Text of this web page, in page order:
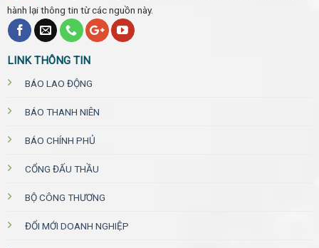
hành lại thông tin từ các nguồn này.
LINK THÔNG TIN
BÁO LAO ĐỘNG
BÁO THANH NIÊN
BÁO CHÍNH PHỦ
CỔNG ĐẤU THẦU
BỘ CÔNG THƯƠNG
ĐỔI MỚI DOANH NGHIỆP